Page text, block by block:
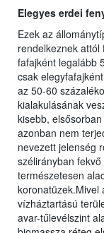
Elegyes erdei
Ezek az
rendelkeznek
fafajként legalább
csak
az 50-60
kialakulásának
kisebb,
azonban nem
nevezett jelenség
szélirányban
természetesen
koronatüzek.Mivel
vízháztartású
avar-tűlevélszint